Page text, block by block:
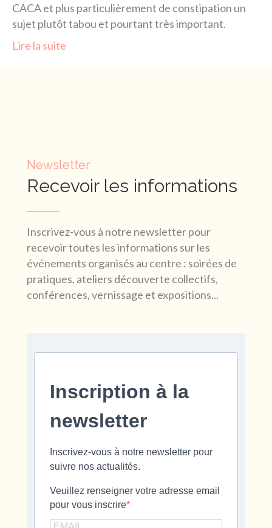
CACA et plus particulièrement de constipation un
sujet plutôt tabou et pourtant très important.
Lire la suite
Newsletter
Recevoir les informations
Inscrivez-vous à notre newsletter pour
recevoir toutes les informations sur les
événements organisés au centre : soirées de
pratiques, ateliers découverte collectifs,
conférences, vernissage et expositions...
Inscription à la
newsletter
Inscrivez-vous à notre newsletter pour
suivre nos actualités.
Veuillez renseigner votre adresse email
pour vous inscrire